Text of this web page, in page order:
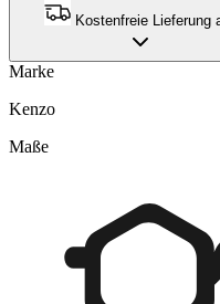
Kostenfreie Lieferung
Marke
Kenzo
Maße